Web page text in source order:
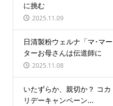
に挑む
2025.11.09
日清製粉ウェルナ「マ･マ
ターお母さんは伝道師に
2025.11.08
いたずらか、親切か？ コ
リデーキャンペーン...